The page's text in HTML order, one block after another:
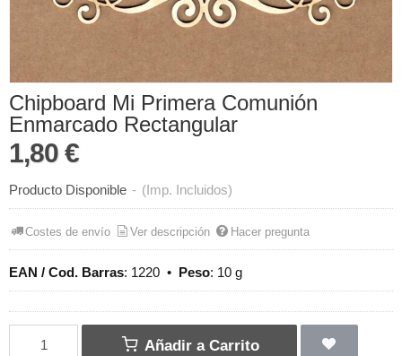
Chipboard Mi Primera Comunión
Enmarcado Rectangular
1,80 €
Producto Disponible - (Imp. Incluidos)
Costes de envío Ver descripción Hacer pregunta
EAN / Cod. Barras: 1220 • Peso: 10 g
Añadir a Carrito